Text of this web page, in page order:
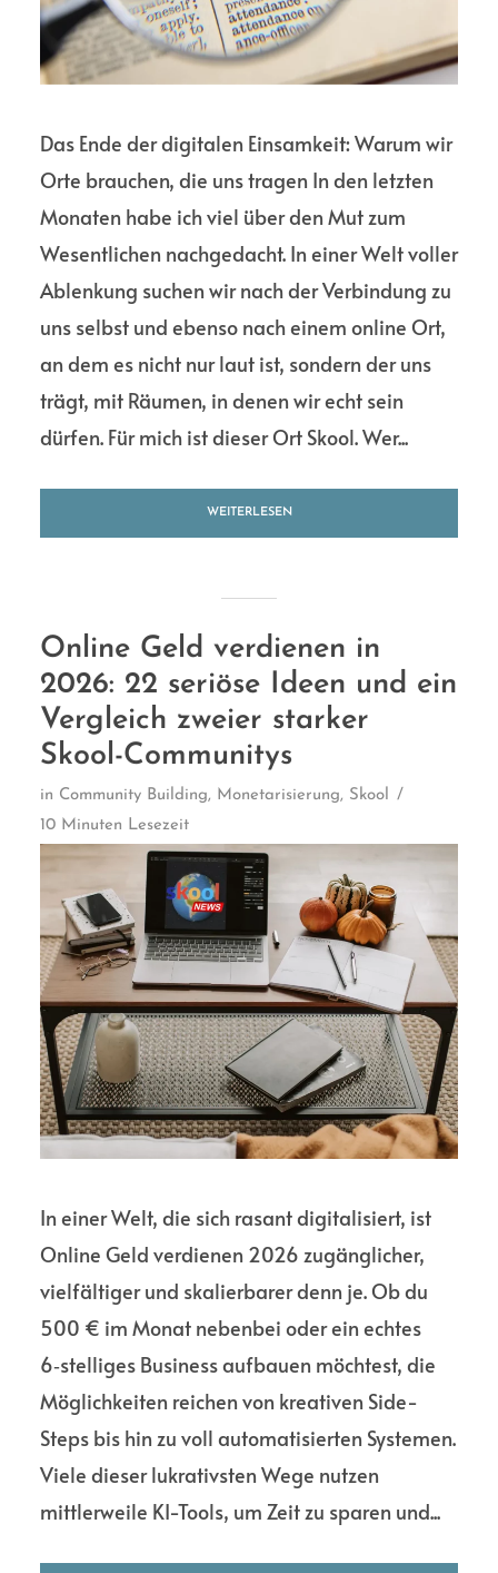
Das Ende der digitalen Einsamkeit: Warum wir
Orte brauchen, die uns tragen In den letzten
Monaten habe ich viel über den Mut zum
Wesentlichen nachgedacht. In einer Welt voller
Ablenkung suchen wir nach der Verbindung zu
uns selbst und ebenso nach einem online Ort,
an dem es nicht nur laut ist, sondern der uns
trägt, mit Räumen, in denen wir echt sein
dürfen. Für mich ist dieser Ort Skool. Wer...
WEITERLESEN
Online Geld verdienen in
2026: 22 seriöse Ideen und ein
Vergleich zweier starker
Skool-Communitys
in Community Building, Monetarisierung, Skool
10 Minuten Lesezeit
In einer Welt, die sich rasant digitalisiert, ist
Online Geld verdienen 2026 zugänglicher,
vielfältiger und skalierbarer denn je. Ob du
500 € im Monat nebenbei oder ein echtes
6‑stelliges Business aufbauen möchtest, die
Möglichkeiten reichen von kreativen Side-
Steps bis hin zu voll automatisierten Systemen.
Viele dieser lukrativsten Wege nutzen
mittlerweile KI-Tools, um Zeit zu sparen und...